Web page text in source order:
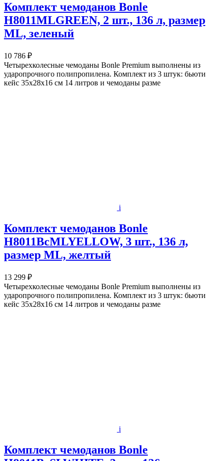
Комплект чемоданов Bonle
H8011MLGREEN, 2 шт., 136 л, размер
ML, зеленый
10 786 ₽
Четырехколесные чемоданы Bonle Premium выполнены из
ударопрочного полипропилена. Комплект из 3 штук: бьюти
кейс 35х28х16 см 14 литров и чемоданы разме
i
Комплект чемоданов Bonle
H8011BcMLYELLOW, 3 шт., 136 л,
размер ML, желтый
13 299 ₽
Четырехколесные чемоданы Bonle Premium выполнены из
ударопрочного полипропилена. Комплект из 3 штук: бьюти
кейс 35х28х16 см 14 литров и чемоданы разме
i
Комплект чемоданов Bonle